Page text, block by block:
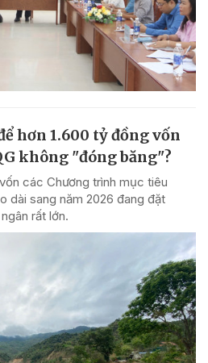
hơn 1.600 tỷ đồng vốn
không "đóng băng"?
các Chương trình mục tiêu
dài sang năm 2026 đang đặt
rất lớn.